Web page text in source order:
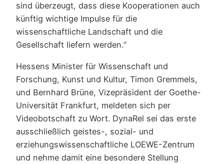
sind überzeugt, dass diese Kooperationen auch
künftig wichtige Impulse für die
wissenschaftliche Landschaft und die
Gesellschaft liefern werden.“
Hessens Minister für Wissenschaft und
Forschung, Kunst und Kultur, Timon Gremmels,
und Bernhard Brüne, Vizepräsident der Goethe-
Universität Frankfurt, meldeten sich per
Videobotschaft zu Wort. DynaRel sei das erste
ausschließlich geistes-, sozial- und
erziehungswissenschaftliche LOEWE-Zentrum
und nehme damit eine besondere Stellung